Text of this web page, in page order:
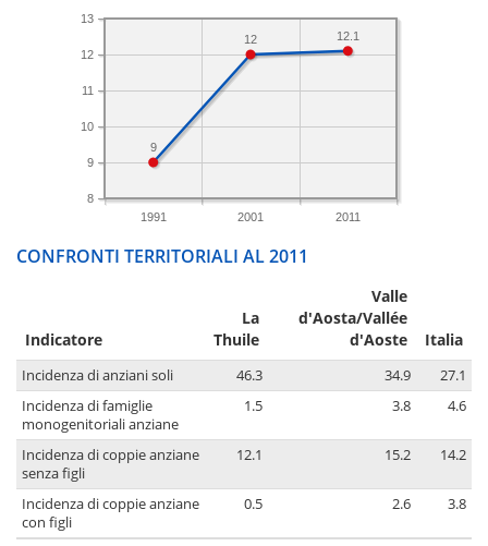
1991 2001 2011
8
9
10
11
12
13
12.1
12
9
CONFRONTI TERRITORIALI AL 2011
Indicatore
La
Thuile
Valle
d'Aosta/Vallée
d'Aoste
Italia
Incidenza di anziani soli 46.3 34.9
27.1
Incidenza di famiglie
monogenitoriali anziane
1.5 3.8 4.6
Incidenza di coppie anziane
senza figli
12.1 15.2 14.2
Incidenza di coppie anziane
con figli
0.5 2.6 3.8